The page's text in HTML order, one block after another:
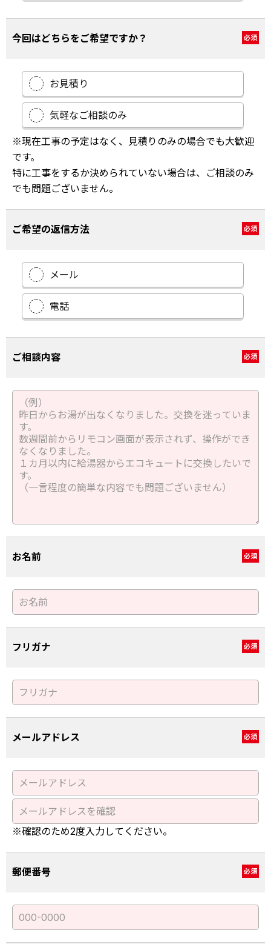
今回はどちらをご希望ですか？ 必須
お見積り
気軽なご相談のみ
※現在工事の予定はなく、見積りのみの場合でも大歓迎
です。
特に工事をするか決められていない場合は、ご相談のみ
でも問題ございません。
ご希望の返信方法 必須
メール
電話
ご相談内容 必須
お名前 必須
フリガナ 必須
メールアドレス 必須
※確認のため2度入力してください。
郵便番号 必須